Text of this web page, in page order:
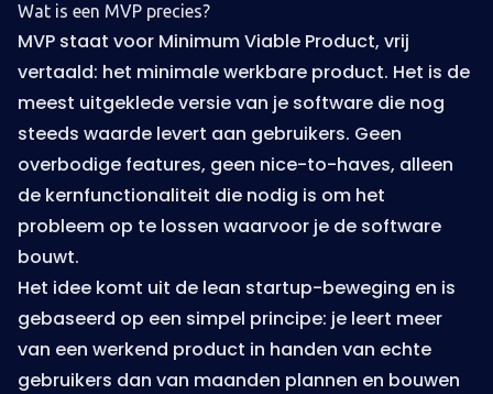
Wat is een MVP precies?
MVP staat voor Minimum Viable Product, vrij
vertaald: het minimale werkbare product. Het is de
meest uitgeklede versie van je software die nog
steeds waarde levert aan gebruikers. Geen
overbodige features, geen nice-to-haves, alleen
de kernfunctionaliteit die nodig is om het
probleem op te lossen waarvoor je de software
bouwt.
Het idee komt uit de lean startup-beweging en is
gebaseerd op een simpel principe: je leert meer
van een werkend product in handen van echte
gebruikers dan van maanden plannen en bouwen